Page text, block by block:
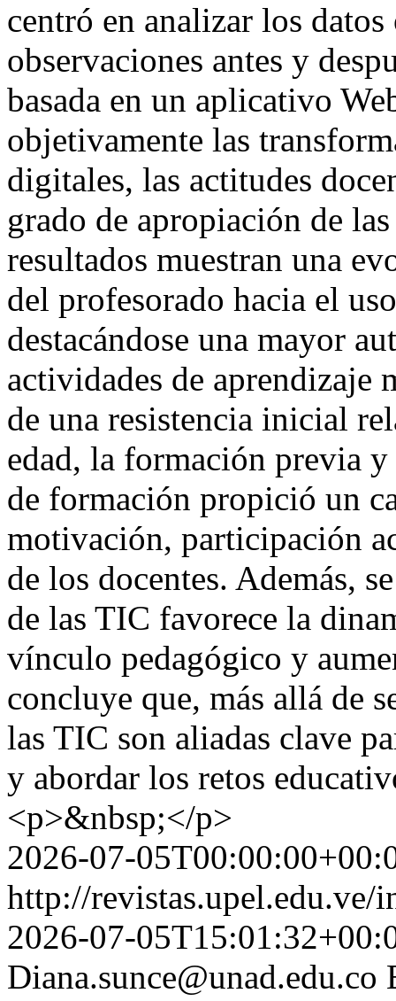
centró en analizar los
observaciones antes y
basada en un aplicativo
objetivamente las
digitales, las actitudes
grado de apropiación de
resultados muestran una
del profesorado hacia el
destacándose una mayor
actividades de aprendizaje
de una resistencia inicial
edad, la formación previa
de formación propició un
motivación, participación
de los docentes. Además,
de las TIC favorece la
vínculo pedagógico y
concluye que, más allá de
las TIC son aliadas clave
y abordar los retos
<p>&nbsp;</p>
2026-07-
http://
2026-07-
Diana.sunce@unad.edu.co